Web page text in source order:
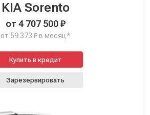
KIA Sorento
от 4 707 500 ₽
от 59 373 ₽ в месяц*
Купить в кредит
Зарезервировать